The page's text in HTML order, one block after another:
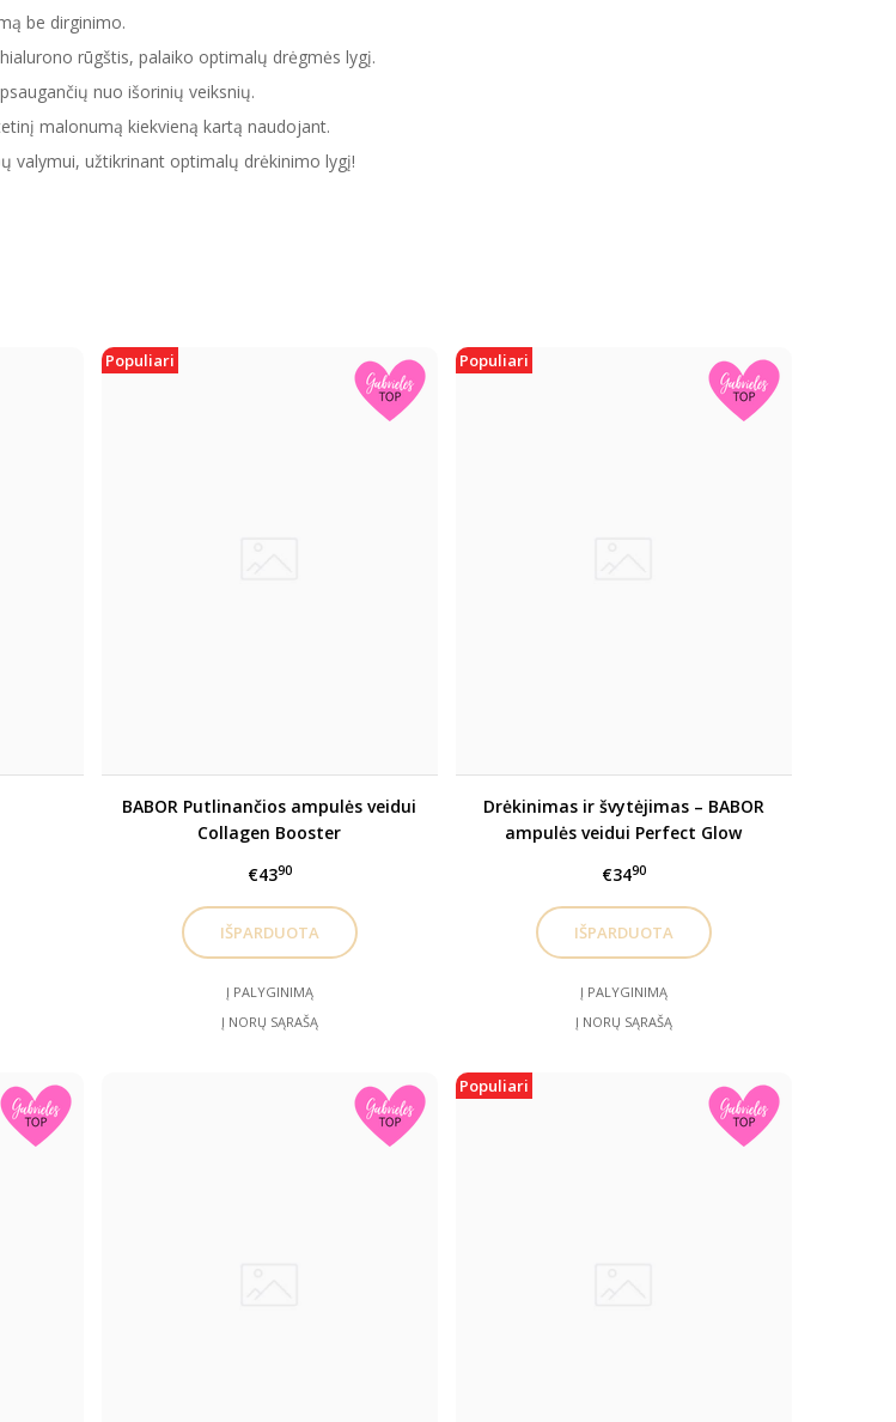
be dirginimo.
rūgštis, palaiko optimalų drėgmės lygį.
nuo išorinių veiksnių.
malonumą kiekvieną kartą naudojant.
valymui, užtikrinant optimalų drėkinimo lygį!
Populiari
BABOR Putlinančios ampulės veidui
Collagen Booster
€4390
Į PALYGINIMĄ
Į NORŲ SĄRAŠĄ
Populiari
Drėkinimas ir švytėjimas – BABOR
ampulės veidui Perfect Glow
€3490
Į PALYGINIMĄ
Į NORŲ SĄRAŠĄ
Populiari